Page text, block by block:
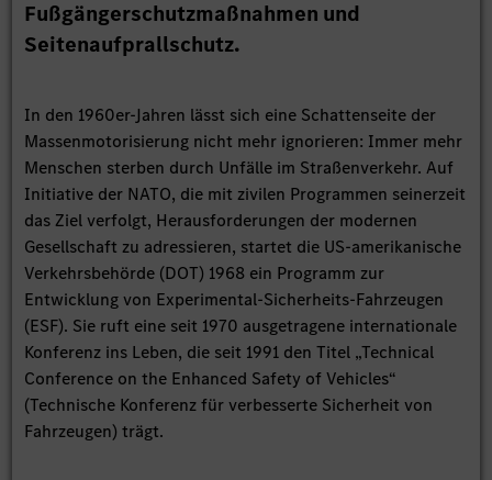
Fußgängerschutzmaßnahmen und
Seitenaufprallschutz.
In den 1960er-Jahren lässt sich eine Schattenseite der
Massenmotorisierung nicht mehr ignorieren: Immer mehr
Menschen sterben durch Unfälle im Straßenverkehr. Auf
Initiative der NATO, die mit zivilen Programmen seinerzeit
das Ziel verfolgt, Herausforderungen der modernen
Gesellschaft zu adressieren, startet die US-amerikanische
Verkehrsbehörde (DOT) 1968 ein Programm zur
Entwicklung von Experimental-Sicherheits-Fahrzeugen
(ESF). Sie ruft eine seit 1970 ausgetragene internationale
Konferenz ins Leben, die seit 1991 den Titel „Technical
Conference on the Enhanced Safety of Vehicles“
(Technische Konferenz für verbesserte Sicherheit von
Fahrzeugen) trägt.